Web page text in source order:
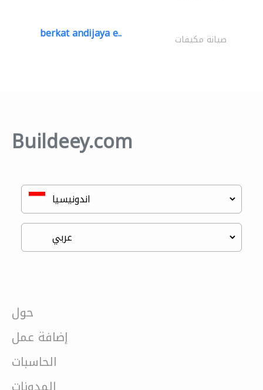
berkat andijaya e.. صيانة مكيفات
Buildeey.com
حول
إضافة عمل
الحاسبات